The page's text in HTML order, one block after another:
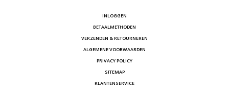
INLOGGEN
BETAALMETHODEN
VERZENDEN & RETOURNEREN
ALGEMENE VOORWAARDEN
PRIVACY POLICY
SITEMAP
KLANTENSERVICE